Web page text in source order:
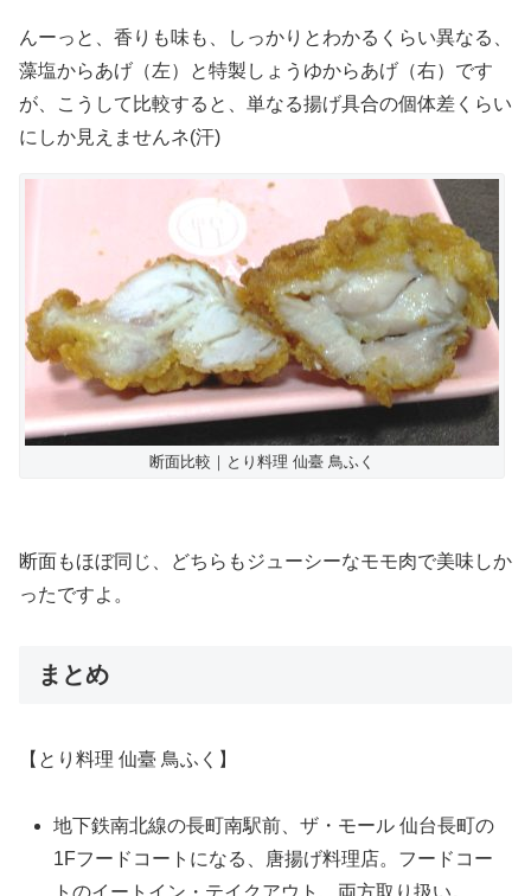
んーっと、香りも味も、しっかりとわかるくらい異なる、
藻塩からあげ（左）と特製しょうゆからあげ（右）です
が、こうして比較すると、単なる揚げ具合の個体差くらい
にしか見えませんネ(汗)
断面比較｜とり料理 仙臺 鳥ふく
断面もほぼ同じ、どちらもジューシーなモモ肉で美味しか
ったですよ。
まとめ
【とり料理 仙臺 鳥ふく】
地下鉄南北線の長町南駅前、ザ・モール 仙台長町の
1Fフードコートになる、唐揚げ料理店。フードコー